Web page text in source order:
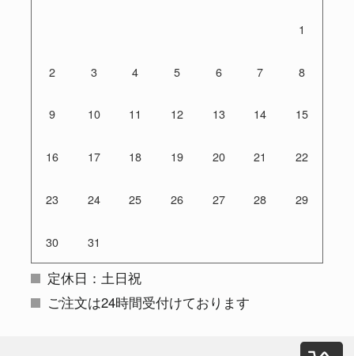
1
2 3 4 5 6 7 8
9 10 11 12 13 14 15
16 17 18 19 20 21 22
23 24 25 26 27 28 29
30 31
定休日：土日祝
ご注文は24時間受付けております